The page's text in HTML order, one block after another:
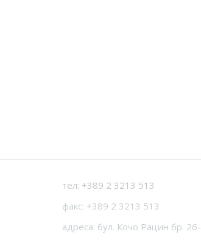
тел: +389 2 3213 513
факс: +389 2 3213 513
адреса: бул. Кочо Рацин бр.